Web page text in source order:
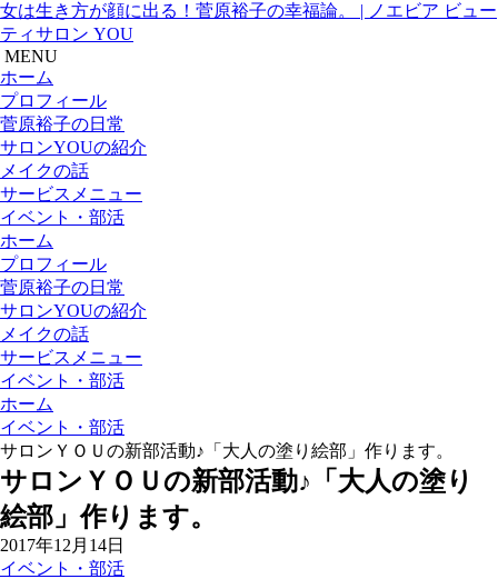
女は生き方が顔に出る！菅原裕子の幸福論。 | ノエビア ビュー
ティサロン YOU
MENU
ホーム
プロフィール
菅原裕子の日常
サロンYOUの紹介
メイクの話
サービスメニュー
イベント・部活
ホーム
プロフィール
菅原裕子の日常
サロンYOUの紹介
メイクの話
サービスメニュー
イベント・部活
ホーム
イベント・部活
サロンＹＯＵの新部活動♪「大人の塗り絵部」作ります。
サロンＹＯＵの新部活動♪「大人の塗り
絵部」作ります。
2017年12月14日
イベント・部活